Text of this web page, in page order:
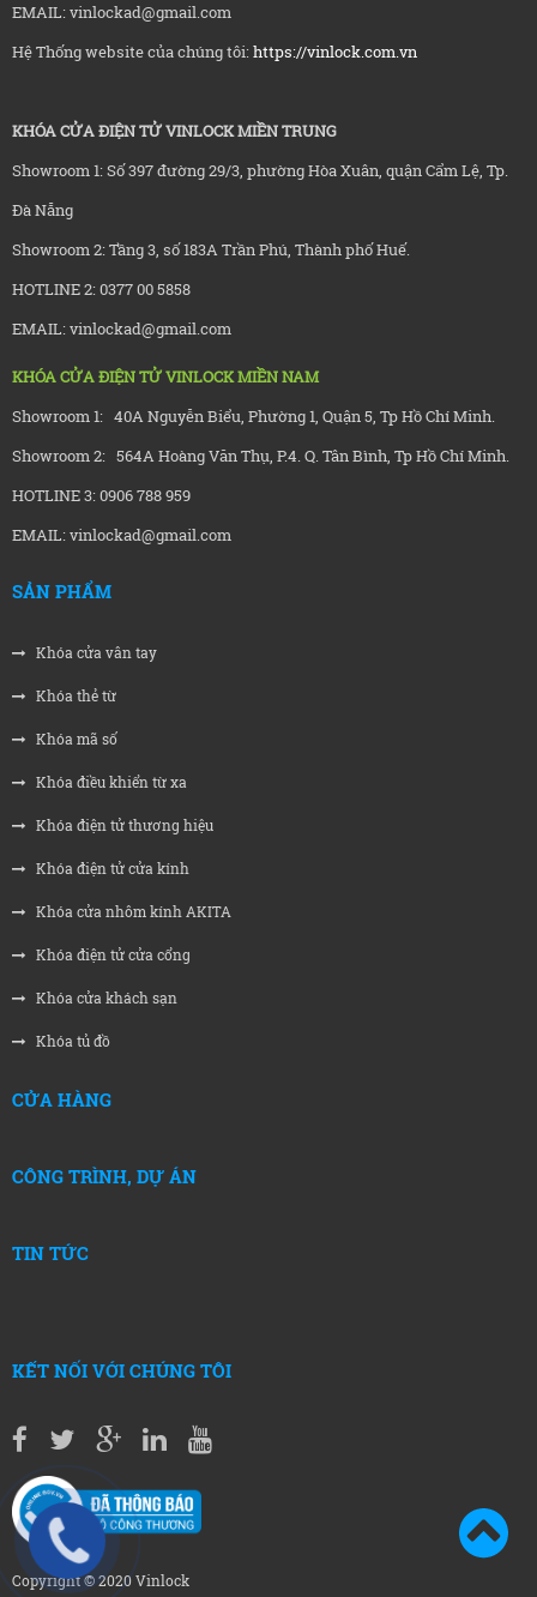
EMAIL: vinlockad@gmail.com
Hệ Thống website của chúng tôi:https://vinlock.com.vn
KHÓA CỬA ĐIỆN TỬ VINLOCK MIỀN TRUNG
Showroom 1: Số 397 đường 29/3, phường Hòa Xuân, quận Cẩm Lệ, Tp.
Đà Nẵng
Showroom 2: Tầng 3, số 183A Trần Phú, Thành phố Huế.
HOTLINE 2: 0377 00 5858
EMAIL: vinlockad@gmail.com
KHÓA CỬA ĐIỆN TỬ VINLOCK MIỀN NAM
Showroom 1: 40A Nguyễn Biểu, Phường 1, Quận 5, Tp Hồ Chí Minh.
Showroom 2: 564A Hoàng Văn Thụ, P.4. Q. Tân Bình, Tp Hồ Chí Minh.
HOTLINE 3: 0906 788 959
EMAIL: vinlockad@gmail.com
SẢN PHẨM
Khóa cửa vân tay
Khóa thẻ từ
Khóa mã số
Khóa điều khiển từ xa
Khóa điện tử thương hiệu
Khóa điện tử cửa kính
Khóa cửa nhôm kính AKITA
Khóa điện tử cửa cổng
Khóa cửa khách sạn
Khóa tủ đồ
CỬA HÀNG
CÔNG TRÌNH, DỰ ÁN
TIN TỨC
KẾT NỐI VỚI CHÚNG TÔI
Copyright © 2020 Vinlock